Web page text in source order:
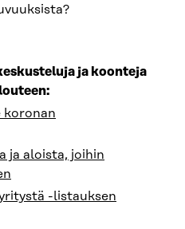
ja koonteja
koronan
ja aloista, joihin
-listauksen